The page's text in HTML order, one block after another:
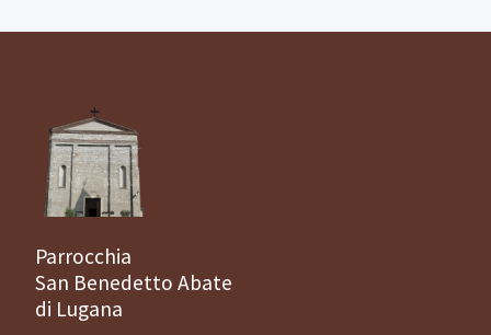
Parrocchia
San Benedetto Abate
di Lugana